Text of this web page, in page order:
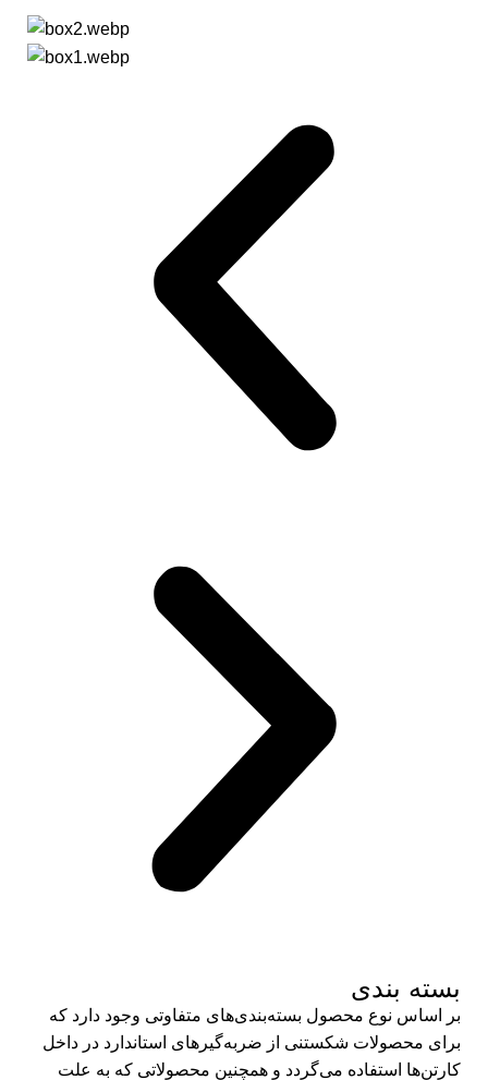
بسته بندی
بر اساس نوع محصول بسته‌بندی‌های متفاوتی وجود دارد که
برای محصولات شکستنی از ضربه‌گیرهای استاندارد در داخل
کارتن‌ها استفاده می‌گردد و همچنین محصولاتی که به علت